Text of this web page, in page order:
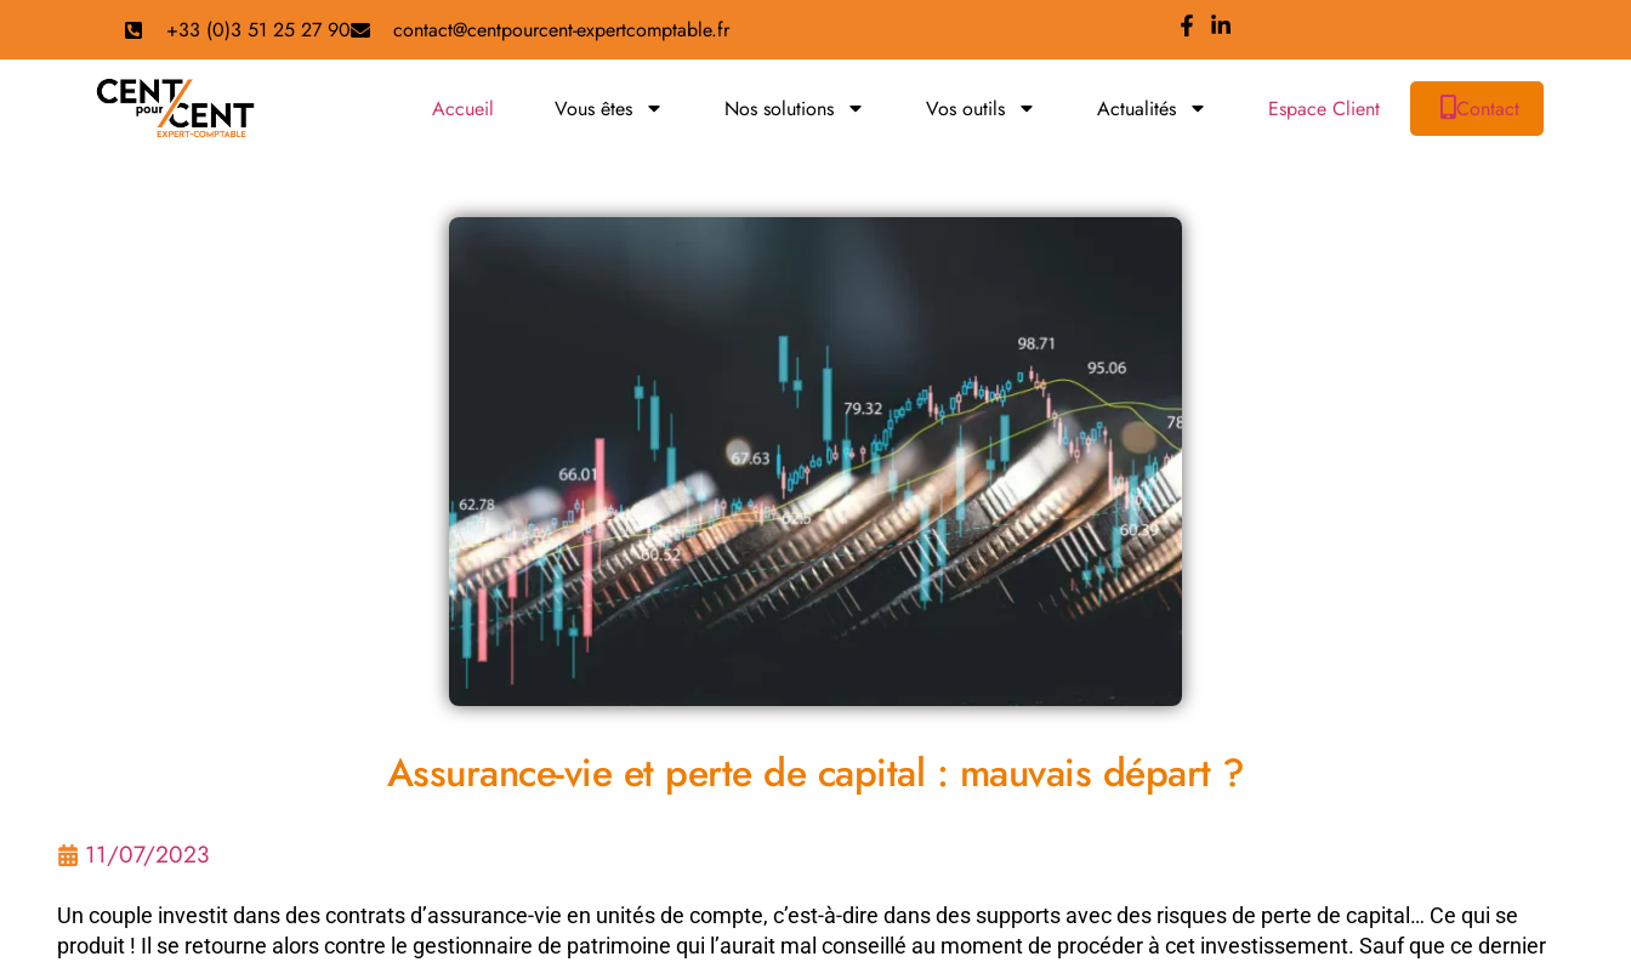
+33 (0)3 51 25 27 90 contact@centpourcent-expertcomptable.fr
Accueil Vous êtes Nos solutions Vos outils Actualités Espace Client Contact
Assurance-vie et perte de capital : mauvais départ ?
11/07/2023
Un couple investit dans des contrats d’assurance-vie en unités de compte, c’est-à-dire dans des supports avec des risques de perte de capital… Ce qui se
produit ! Il se retourne alors contre le gestionnaire de patrimoine qui l’aurait mal conseillé au moment de procéder à cet investissement. Sauf que ce dernier